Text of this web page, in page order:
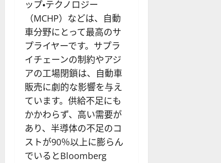
ップ・テクノロジー
（MCHP）などは、自動
車分野にとって最高のサ
プライヤーです。サプラ
イチェーンの制約やアジ
アの工場閉鎖は、自動車
販売に劇的な影響を与え
ています。供給不足にも
かかわらず、高い需要が
あり、半導体の不足のコ
ストが90％以上に膨らん
でいるとBloomberg